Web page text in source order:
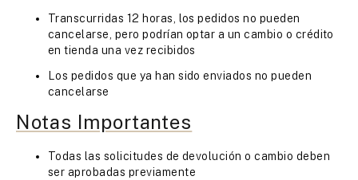
Transcurridas 12 horas, los pedidos no pueden
cancelarse, pero podrían optar a un cambio o crédito
en tienda una vez recibidos
Los pedidos que ya han sido enviados no pueden
cancelarse
Notas Importantes
Todas las solicitudes de devolución o cambio deben
ser aprobadas previamente